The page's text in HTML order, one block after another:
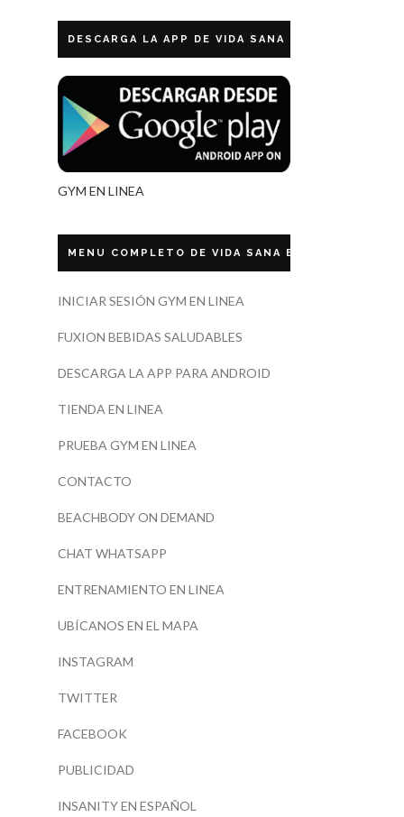
DESCARGA LA APP DE VIDA SANA ECUADOR
GYM EN LINEA
MENU COMPLETO DE VIDA SANA ECUADOR
INICIAR SESIÓN GYM EN LINEA
FUXION BEBIDAS SALUDABLES
DESCARGA LA APP PARA ANDROID
TIENDA EN LINEA
PRUEBA GYM EN LINEA
CONTACTO
BEACHBODY ON DEMAND
CHAT WHATSAPP
ENTRENAMIENTO EN LINEA
UBÍCANOS EN EL MAPA
INSTAGRAM
TWITTER
FACEBOOK
PUBLICIDAD
INSANITY EN ESPAÑOL